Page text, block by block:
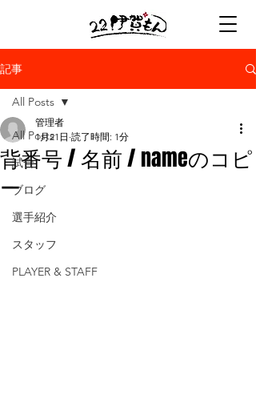
記事
All Posts
試合
ブログ
選手紹介
スタッフ
PLAYER & STAFF
All Posts
背番号 / 名前 / nameのコピ
ー
管理者
1月21日 読了時間: 1分